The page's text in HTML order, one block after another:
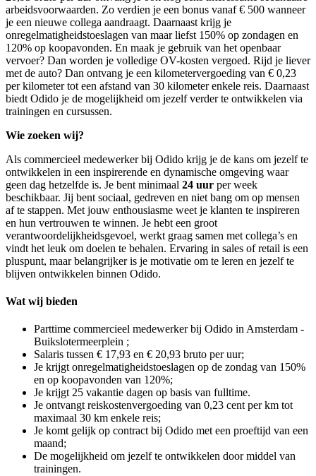
arbeidsvoorwaarden. Zo verdien je een bonus vanaf € 500 wanneer
je een nieuwe collega aandraagt. Daarnaast krijg je
onregelmatigheidstoeslagen van maar liefst 150% op zondagen en
120% op koopavonden. En maak je gebruik van het openbaar
vervoer? Dan worden je volledige OV-kosten vergoed. Rijd je liever
met de auto? Dan ontvang je een kilometervergoeding van € 0,23
per kilometer tot een afstand van 30 kilometer enkele reis. Daarnaast
biedt Odido je de mogelijkheid om jezelf verder te ontwikkelen via
trainingen en cursussen.
Wie zoeken wij?
Als commercieel medewerker bij Odido krijg je de kans om jezelf te
ontwikkelen in een inspirerende en dynamische omgeving waar
geen dag hetzelfde is. Je bent minimaal 24 uur per week
beschikbaar. Jij bent sociaal, gedreven en niet bang om op mensen
af te stappen. Met jouw enthousiasme weet je klanten te inspireren
en hun vertrouwen te winnen. Je hebt een groot
verantwoordelijkheidsgevoel, werkt graag samen met collega’s en
vindt het leuk om doelen te behalen. Ervaring in sales of retail is een
pluspunt, maar belangrijker is je motivatie om te leren en jezelf te
blijven ontwikkelen binnen Odido.
Wat wij bieden
Parttime commercieel medewerker bij Odido in Amsterdam -
Buikslotermeerplein ;
Salaris tussen € 17,93 en € 20,93 bruto per uur;
Je krijgt onregelmatigheidstoeslagen op de zondag van 150%
en op koopavonden van 120%;
Je krijgt 25 vakantie dagen op basis van fulltime.
Je ontvangt reiskostenvergoeding van 0,23 cent per km tot
maximaal 30 km enkele reis;
Je komt gelijk op contract bij Odido met een proeftijd van een
maand;
De mogelijkheid om jezelf te ontwikkelen door middel van
trainingen.